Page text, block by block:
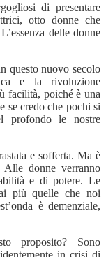
di presentare
otto donne che
delle donne
questo nuovo secolo
e la rivoluzione
facilità, poiché è una
se credo che pochi si
profondo le nostre
e sofferta. Ma è
Alle donne verranno
e di potere. Le
più quelle che noi
è demenziale,
proposito? Sono
in crisi di